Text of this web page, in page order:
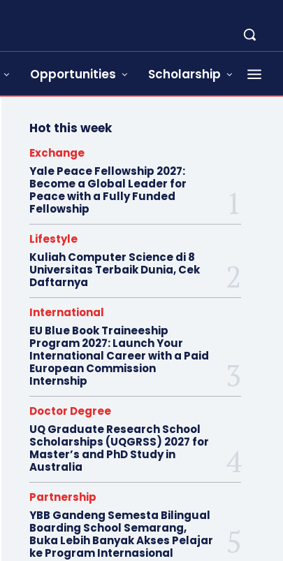
Opportunities Scholarship
Hot this week
Exchange
Yale Peace Fellowship 2027:
Become a Global Leader for
Peace with a Fully Funded
Fellowship
Lifestyle
Kuliah Computer Science di 8
Universitas Terbaik Dunia, Cek
Daftarnya
International
EU Blue Book Traineeship
Program 2027: Launch Your
International Career with a Paid
European Commission
Internship
Doctor Degree
UQ Graduate Research School
Scholarships (UQGRSS) 2027 for
Master’s and PhD Study in
Australia
Partnership
YBB Gandeng Semesta Bilingual
Boarding School Semarang,
Buka Lebih Banyak Akses Pelajar
ke Program Internasional